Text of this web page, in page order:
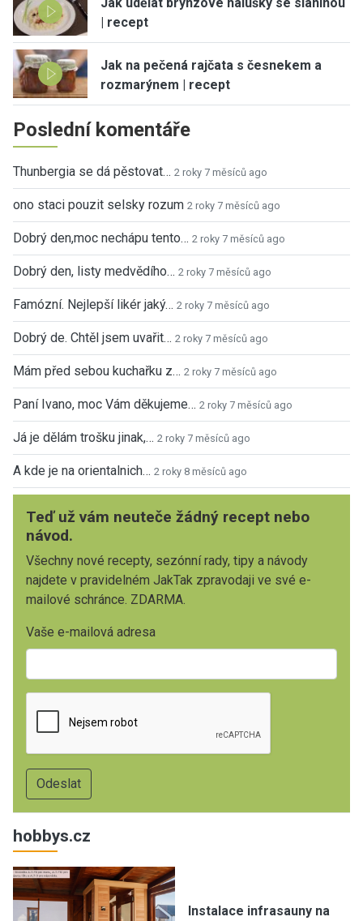
| recept
Jak na pečená rajčata s česnekem a
rozmarýnem | recept
Poslední komentáře
Thunbergia se dá pěstovat… 2 roky 7 měsíců ago
ono staci pouzit selsky rozum 2 roky 7 měsíců ago
Dobrý den,moc nechápu tento… 2 roky 7 měsíců ago
Dobrý den, listy medvědího… 2 roky 7 měsíců ago
Famózní. Nejlepší likér jaký… 2 roky 7 měsíců ago
Dobrý de. Chtěl jsem uvařit… 2 roky 7 měsíců ago
Mám před sebou kuchařku z… 2 roky 7 měsíců ago
Paní Ivano, moc Vám děkujeme… 2 roky 7 měsíců ago
Já je dělám trošku jinak,… 2 roky 7 měsíců ago
A kde je na orientalnich… 2 roky 8 měsíců ago
Teď už vám neuteče žádný recept nebo
návod.
Všechny nové recepty, sezónní rady, tipy a návody
najdete v pravidelném JakTak zpravodaji ve své e-
mailové schránce. ZDARMA.
Vaše e-mailová adresa
hobbys.cz
Instalace infrasauny na